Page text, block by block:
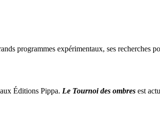
programmes expérimentaux, ses recherches
Éditions Pippa. Le Tournoi des ombres est